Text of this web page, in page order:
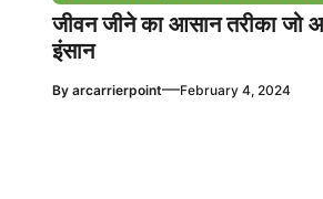
जीवन जीने का आसान तरीका जो
इंसान
By arcarrierpoint—February 4, 2024